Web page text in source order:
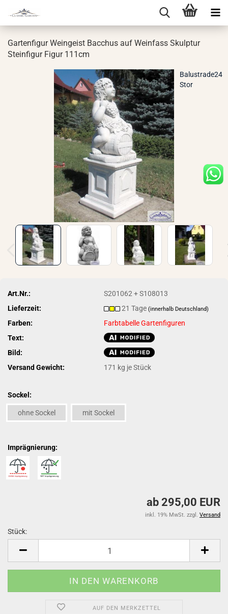
Gar­ten­fi­gur Wein­geist Bac­chus auf Wein­fass Skulp­tur
Stein­fi­gur Figur 111cm
Balustrade24
Stor
Art.Nr.:
S201062 + S108013
Lieferzeit:
21 Tage(innerhalb Deutschland)
Farben:
Farbtabelle Gartenfiguren
Text:
Bild:
Versand Gewicht:
171 kg je Stück
Sockel:
ohne Sockel mit Sockel
Imprägnierung:
ab 295,00 EUR
inkl. 19% MwSt. zzgl. Versand
Stück:
AUF DEN MERKZETTEL